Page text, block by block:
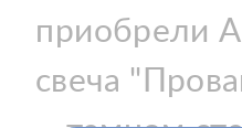
приобрели
свеча